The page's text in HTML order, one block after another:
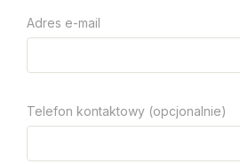
Adres e-mail
Telefon kontaktowy (opcjonalnie)